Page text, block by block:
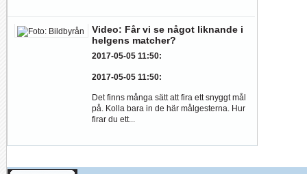
Video: Får vi se något liknande i
helgens matcher?
2017-05-05 11:50:
2017-05-05 11:50:
Det finns många sätt att fira ett snyggt mål
på. Kolla bara in de här målgesterna. Hur
firar du ett...